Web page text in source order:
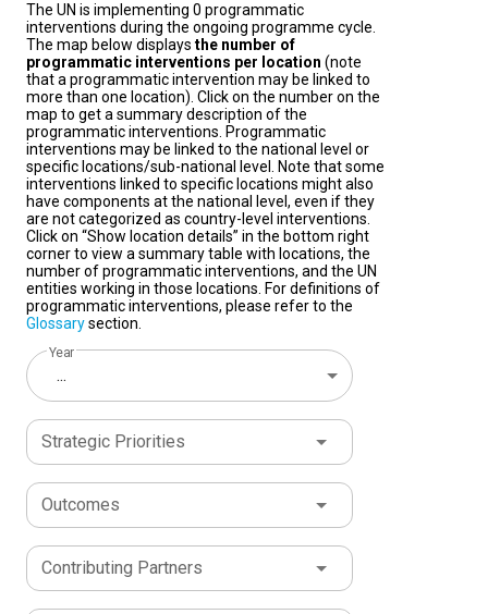
The UN is implementing 0 programmatic
interventions during the ongoing programme cycle.
The map below displays the number of
programmatic interventions per location (note
that a programmatic intervention may be linked to
more than one location). Click on the number on the
map to get a summary description of the
programmatic interventions. Programmatic
interventions may be linked to the national level or
specific locations/sub-national level. Note that some
interventions linked to specific locations might also
have components at the national level, even if they
are not categorized as country-level interventions.
Click on “Show location details” in the bottom right
corner to view a summary table with locations, the
number of programmatic interventions, and the UN
entities working in those locations. For definitions of
programmatic interventions, please refer to the
Glossarysection.
Year
...
Strategic Priorities
Outcomes
Contributing Partners